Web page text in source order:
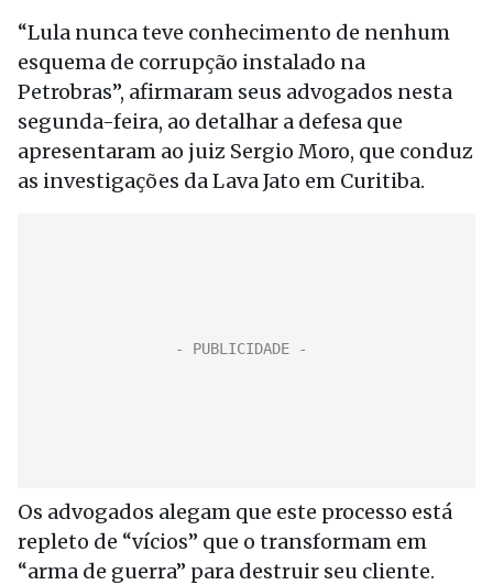
“Lula nunca teve conhecimento de nenhum
esquema de corrupção instalado na
Petrobras”, afirmaram seus advogados nesta
segunda-feira, ao detalhar a defesa que
apresentaram ao juiz Sergio Moro, que conduz
as investigações da Lava Jato em Curitiba.
Os advogados alegam que este processo está
repleto de “vícios” que o transformam em
“arma de guerra” para destruir seu cliente.